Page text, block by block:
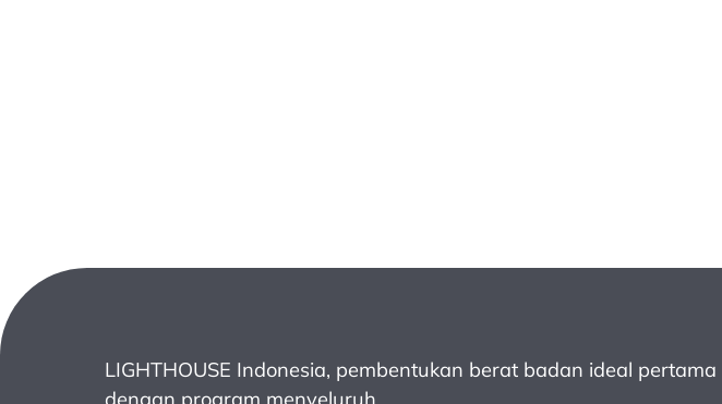
LIGHTHOUSE Indonesia, pembentukan berat badan ideal pertama